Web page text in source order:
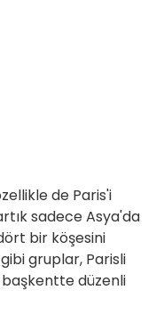
de Paris'i
sadece Asya'da
bir köşesini
gruplar, Parisli
düzenli